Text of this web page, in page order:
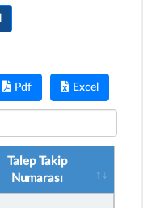
Pdf Excel
Talep Takip
Numarası